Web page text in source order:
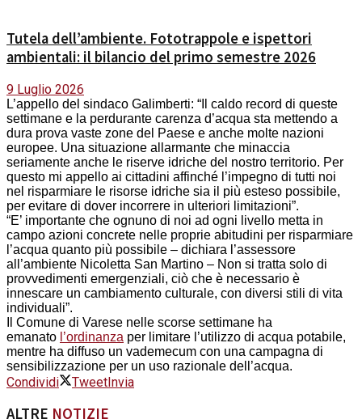
Tutela dell’ambiente. Fototrappole e ispettori
ambientali: il bilancio del primo semestre 2026
9 Luglio 2026
L’appello del sindaco Galimberti: “Il caldo record di queste
settimane e la perdurante carenza d’acqua sta mettendo a
dura prova vaste zone del Paese e anche molte nazioni
europee. Una situazione allarmante che minaccia
seriamente anche le riserve idriche del nostro territorio. Per
questo mi appello ai cittadini affinché l’impegno di tutti noi
nel risparmiare le risorse idriche sia il più esteso possibile,
per evitare di dover incorrere in ulteriori limitazioni”.
“E’ importante che ognuno di noi ad ogni livello metta in
campo azioni concrete nelle proprie abitudini per risparmiare
l’acqua quanto più possibile – dichiara l’assessore
all’ambiente Nicoletta San Martino – Non si tratta solo di
provvedimenti emergenziali, ciò che è necessario è
innescare un cambiamento culturale, con diversi stili di vita
individuali”.
Il Comune di Varese nelle scorse settimane ha
emanato l’ordinanza per limitare l’utilizzo di acqua potabile,
mentre ha diffuso un vademecum con una campagna di
sensibilizzazione per un uso razionale dell’acqua.
Condividi TweetInvia
ALTRE NOTIZIE